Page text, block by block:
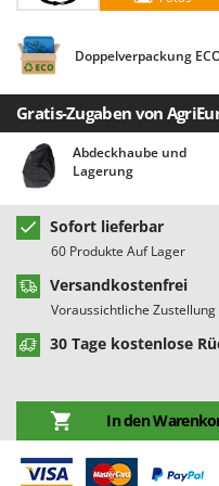
Brutmaschinen
D Dampfreiniger und
E
Einachsschlepper
Elektrische
Erdbohrer
Erntenetze für Obst
F
Feldspritzen für
Fensterreiniger
Fleischwolf
Barbieri
Batavia
Beper
Berkel
Bernardi
Bertolini Pumps
Besser Vacuum
Bestway
Beta tools
Bissell
BlackStone
Blue Bird
Bomet
Doppelverpackung
Gratis-Zugaben von
Abdeckhaube und
Lagerung
Sofort lieferbar
60 Produkte Auf Lager
Versandkostenfrei
Voraussichtliche
30 Tage kostenlose
In den